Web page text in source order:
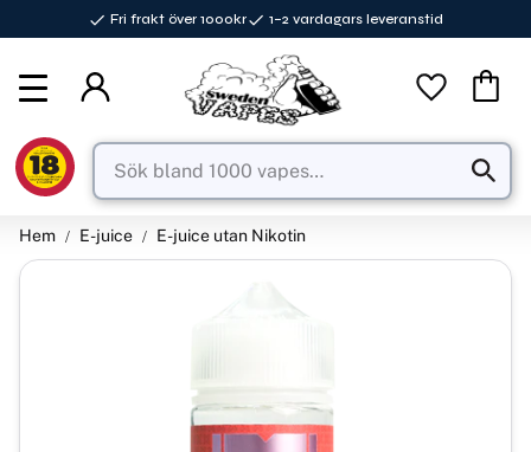
Fri frakt över 1000kr 1–2 vardagars leveranstid
Favoriter
Hem E-juice E-juice utan Nikotin